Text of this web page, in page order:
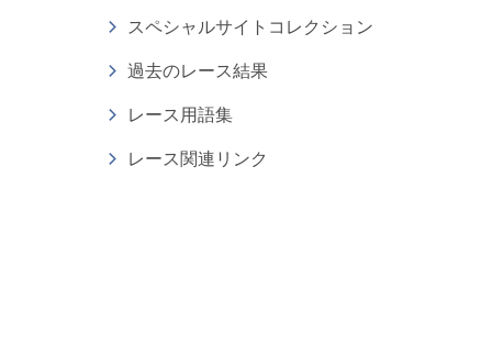
スペシャルサイトコレクション
過去のレース結果
レース用語集
レース関連リンク